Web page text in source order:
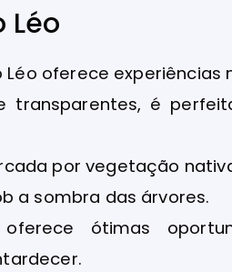
Léo
oferece experiências
transparentes, é
por vegetação
a sombra das árvores.
ótimas